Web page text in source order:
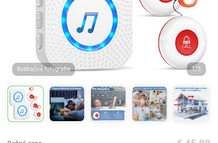
Ilustračné fotografie 1/5